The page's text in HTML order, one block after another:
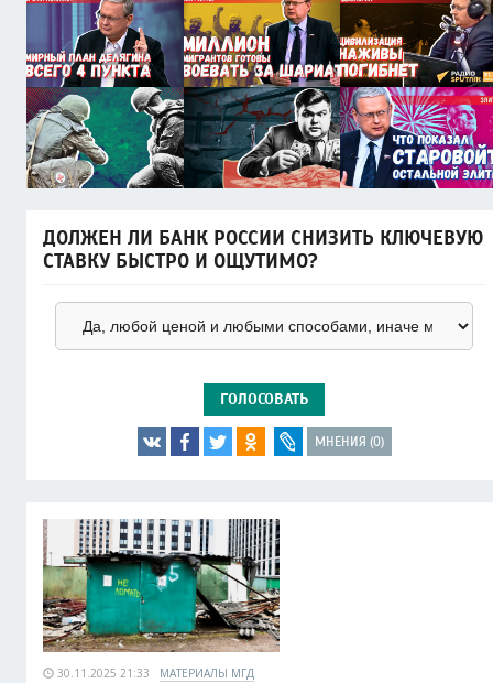
ДОЛЖЕН ЛИ БАНК РОССИИ СНИЗИТЬ КЛЮЧЕВУЮ
СТАВКУ БЫСТРО И ОЩУТИМО?
ГОЛОСОВАТЬ
МНЕНИЯ (0)
30.11.2025 21:33 МАТЕРИАЛЫ МГД